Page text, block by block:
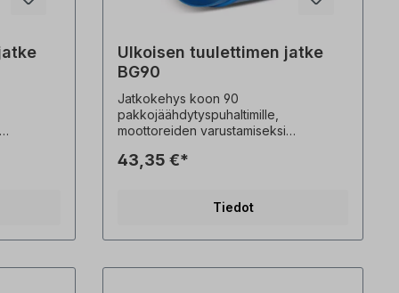
Ulkoisen tuulettimen jatke
BG90
Jatkokehys koon 90
pakkojäähdytyspuhaltimille,
moottoreiden varustamiseksi
lyhentämättä akselia . Ainoastaan
voida tilata erikseen! Kaikki tuotekuvat
muutokset ovat mahdollisia.
43,35 €*
Tiedot